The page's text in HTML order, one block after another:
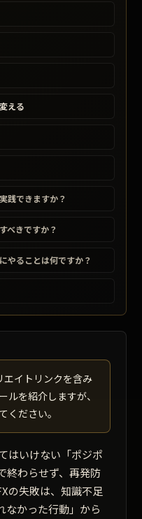
える
践できますか？
べきですか？
やることは何ですか？
エイトリンクを含み
ルを紹介しますが、
ください。
はいけない「ポジポ
終わらせず、再発防
の失敗は、知識不足
なかった行動」から